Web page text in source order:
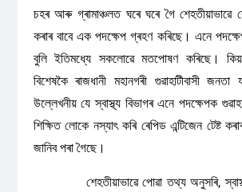
চহৰ আৰু গ্ৰামাঞ্চলত ঘৰে ঘৰে গৈ শেহতীয়াভাৱে
কৰাৰ বাবে এক পদক্ষেপ গ্ৰহণ কৰিছে। এনে
বুলি ইতিমধ্যে সকলোৱে মতপোষণ কৰিছে।
বিশেষকৈ ৰাজধানী মহানগৰী গুৱাহাটীবাসী
উল্লেখনীয় যে স্বাস্থ্য বিভাগৰ এনে পদক্ষেপক
শিক্ষিত লোকে নস্যাৎ কৰি ৰেপিড এন্টিজেন টেষ্ট
জানিব পৰা গৈছে।
শেহতীয়াভাৱে পোৱা তথ্য অনুসৰি,